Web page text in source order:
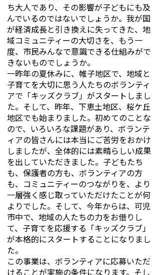
ち大人であり、その影響が子どもにも及
んでいるのではないでしょうか。我が国
が経済成長と引き換えに失ってきた、地
域コミュニティーの大切さを、もう一
度、市民みんなで意識できる仕組みがで
きないものでしょうか。
一昨年の夏休みに、帷子地区で、地域と
子育てを大切に思う人たちのボランティ
アで「キッズクラブ」がスタートしまし
た。そして、昨年、下恵土地区、桜ケ丘
地区でも始まりました。初めてのことな
ので、いろいろな課題があり、ボランテ
ィアの皆さんには本当にご苦労をおかけ
しましたが、全体的には素晴らしい成果
を出していただきました。子どもたち
も、保護者の方も、ボランティアの方
も、コミュニティーのつながりを、より
一層強く感じ取っていただけたことが何
よりでした。そして、今年からは、可児
市中で、地域の人たちの力をお借りし
て、子育てを応援する「キッズクラブ」
が本格的にスタートすることになりまし
た。
この事業は、ボランティアに応募いただ
けることが実施の条件になります。そし